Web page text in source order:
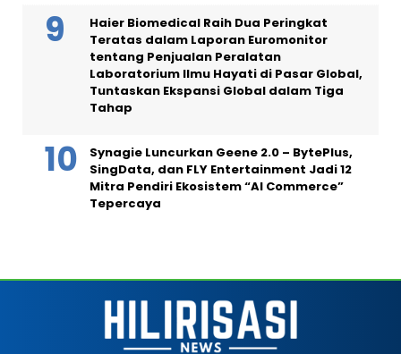
Haier Biomedical Raih Dua Peringkat
Teratas dalam Laporan Euromonitor
tentang Penjualan Peralatan
Laboratorium Ilmu Hayati di Pasar Global,
Tuntaskan Ekspansi Global dalam Tiga
Tahap
Synagie Luncurkan Geene 2.0 – BytePlus,
SingData, dan FLY Entertainment Jadi 12
Mitra Pendiri Ekosistem “AI Commerce”
Tepercaya